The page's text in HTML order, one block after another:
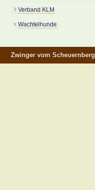
Verband KLM
Wachtelhunde
Zwinger vom Scheuernberg